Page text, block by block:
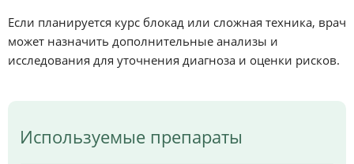
Если планируется курс блокад или сложная техника, врач
может назначить дополнительные анализы и
исследования для уточнения диагноза и оценки рисков.
Используемые препараты